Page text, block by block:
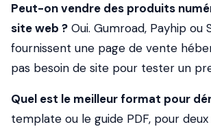
Peut-on vendre des produits
site web ? Oui. Gumroad, Payhip ou
fournissent une page de vente
pas besoin de site pour tester un
Quel est le meilleur format pour
template ou le guide PDF, pour deux